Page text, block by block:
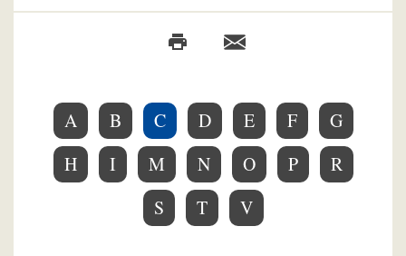
A B C D E F
G
H
I M N O P
R
S
T V